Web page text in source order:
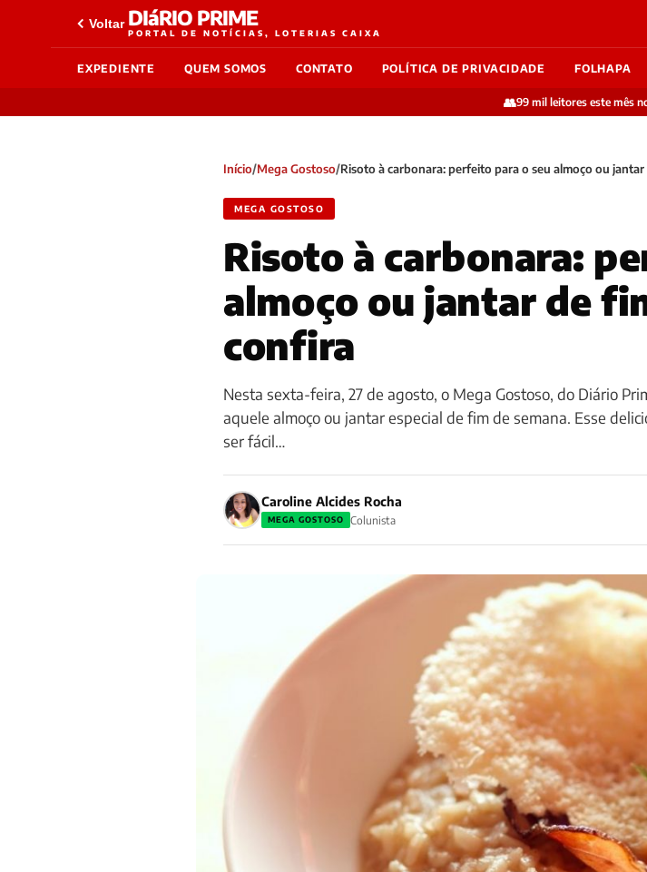
Voltar DIáRIO PRIME
PORTAL DE NOTÍCIAS, LOTERIAS CAIXA
EXPEDIENTE QUEM SOMOS CONTATO POLÍTICA DE PRIVACIDADE FOLHAPA
👥99 mil leitores este mês
Início/Mega Gostoso/Risoto à carbonara: perfeito para o seu almoço ou
MEGA GOSTOSO
Risoto à carbonara:
almoço ou jantar de
confira
Nesta sexta-feira, 27 de agosto, o Mega Gostoso, do Diário
aquele almoço ou jantar especial de fim de semana. Esse
ser fácil…
Caroline Alcides Rocha
MEGA GOSTOSO Colunista